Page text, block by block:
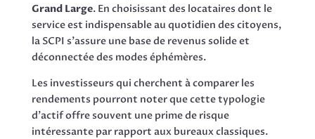
Grand Large. En choisissant des locataires dont le
service est indispensable au quotidien des citoyens,
la SCPI s’assure une base de revenus solide et
déconnectée des modes éphémères.
Les investisseurs qui cherchent à comparer les
rendements pourront noter que cette typologie
d’actif offre souvent une prime de risque
intéressante par rapport aux bureaux classiques.